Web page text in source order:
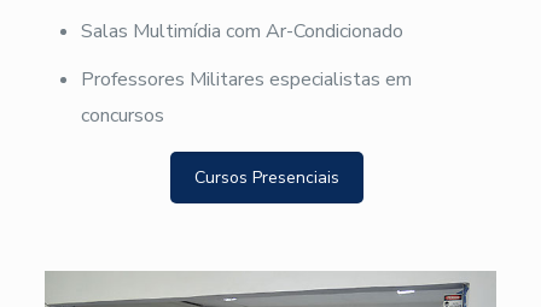
Salas Multimídia com Ar-Condicionado
Professores Militares especialistas em
concursos
Cursos Presenciais